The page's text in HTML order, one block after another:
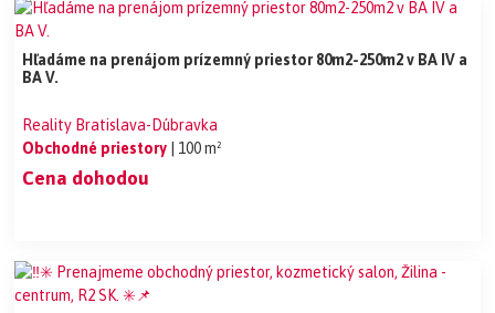
Hľadáme na prenájom prízemný priestor 80m2-250m2 v BA IV a
BA V.
Reality Bratislava-Dúbravka
Obchodné priestory
| 100 m²
Cena dohodou